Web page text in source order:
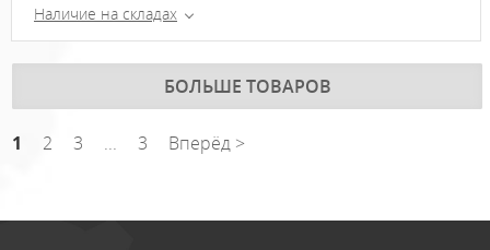
Наличие на складах
БОЛЬШЕ ТОВАРОВ
1 2 3 ... 3 Вперёд >